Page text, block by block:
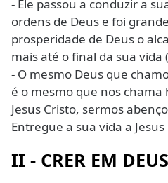
- Ele passou a conduzir a
ordens de Deus e foi
prosperidade de Deus o
mais até o final da sua vida
- O mesmo Deus que
é o mesmo que nos
Jesus Cristo, sermos
Entregue a sua vida a
II - CRER EM